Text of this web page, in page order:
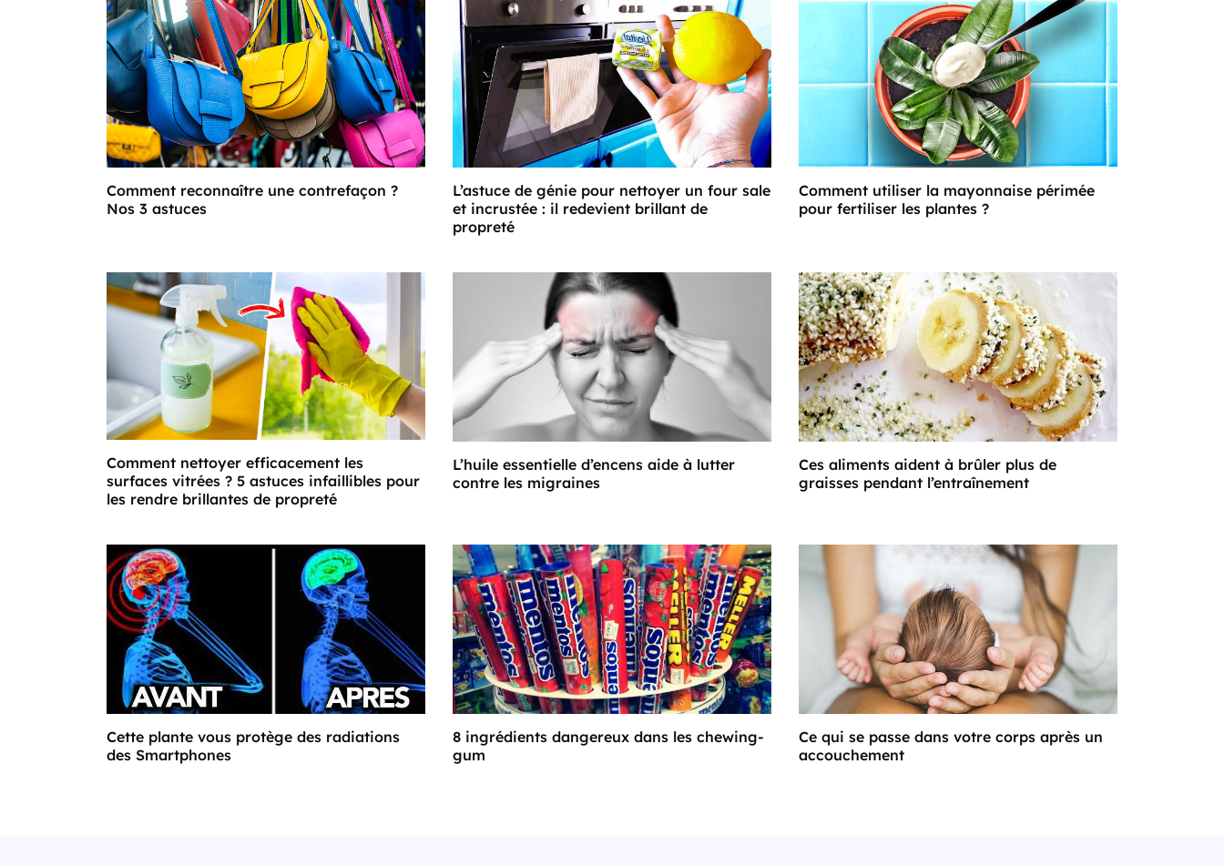
Comment reconnaître une contrefaçon ?
Nos 3 astuces
L’astuce de génie pour nettoyer un four sale
et incrustée : il redevient brillant de
propreté
Comment utiliser la mayonnaise périmée
pour fertiliser les plantes ?
Comment nettoyer efficacement les
surfaces vitrées ? 5 astuces infaillibles pour
les rendre brillantes de propreté
L’huile essentielle d’encens aide à lutter
contre les migraines
Ces aliments aident à brûler plus de
graisses pendant l’entraînement
Cette plante vous protège des radiations
des Smartphones
8 ingrédients dangereux dans les chewing-
gum
Ce qui se passe dans votre corps après un
accouchement